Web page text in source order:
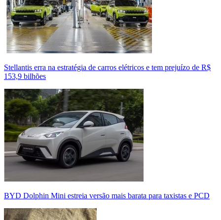
Stellantis erra na estratégia de carros elétricos e tem prejuízo de R$
153,9 bilhões
BYD Dolphin Mini estreia versão mais barata para taxistas e PCD